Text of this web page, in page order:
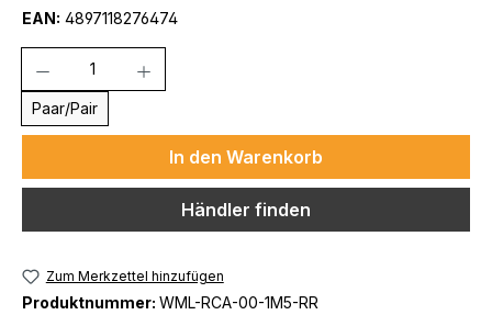
EAN: 4897118276474
Paar/Pair
In den Warenkorb
Händler finden
Zum Merkzettel hinzufügen
Produktnummer: WML-RCA-00-1M5-RR